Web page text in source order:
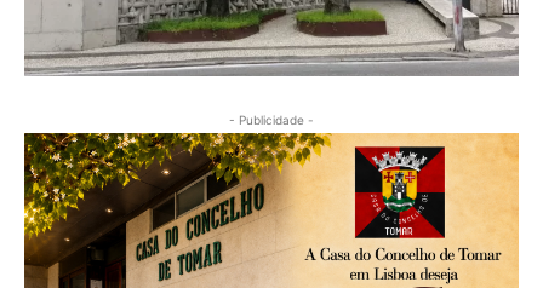
- Publicidade -